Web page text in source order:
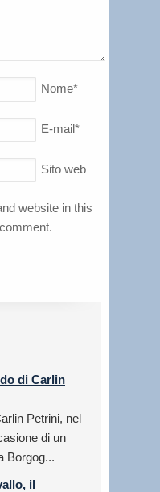
Nome*
E-mail*
Sito web
website in this
di Carlin
Petrini, nel
di un
Borgog...
il